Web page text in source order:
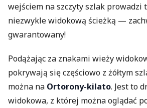
wejściem na szczyty szlak prowadzi
niezwykle widokową ścieżką —
gwarantowany!
Podążając za znakami wieży
pokrywają się częściowo z żółtym
można na Ortorony-kilato. Jest to
widokowa, z której można oglądać